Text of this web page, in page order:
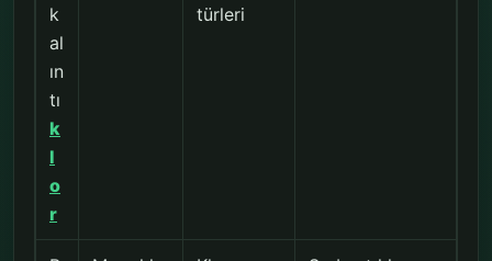
k
al
ın
tı
k
l
o
r
türleri